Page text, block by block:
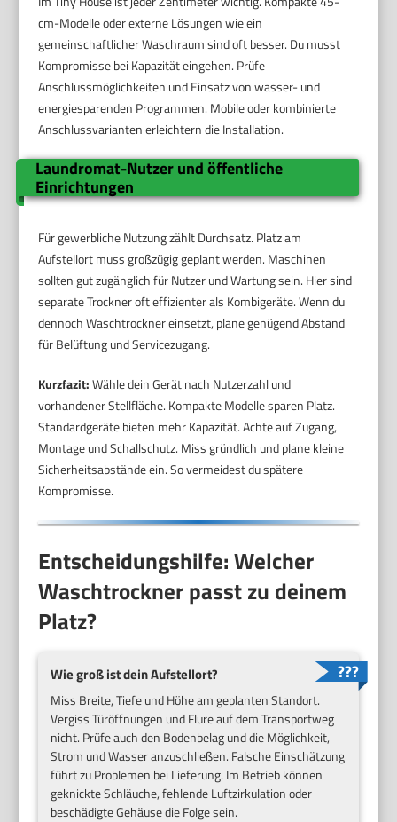
cm-Modelle oder externe Lösungen wie ein
gemeinschaftlicher Waschraum sind oft besser. Du musst
Kompromisse bei Kapazität eingehen. Prüfe
Anschlussmöglichkeiten und Einsatz von wasser- und
energiesparenden Programmen. Mobile oder kombinierte
Anschlussvarianten erleichtern die Installation.
Laundromat-Nutzer und öffentliche
Einrichtungen
Für gewerbliche Nutzung zählt Durchsatz. Platz am
Aufstellort muss großzügig geplant werden. Maschinen
sollten gut zugänglich für Nutzer und Wartung sein. Hier sind
separate Trockner oft effizienter als Kombigeräte. Wenn du
dennoch Waschtrockner einsetzt, plane genügend Abstand
für Belüftung und Servicezugang.
Kurzfazit:Wähle dein Gerät nach Nutzerzahl und
vorhandener Stellfläche. Kompakte Modelle sparen Platz.
Standardgeräte bieten mehr Kapazität. Achte auf Zugang,
Montage und Schallschutz. Miss gründlich und plane kleine
Sicherheitsabstände ein. So vermeidest du spätere
Kompromisse.
Entscheidungshilfe: Welcher
Waschtrockner passt zu deinem
Platz?
Wie groß ist dein Aufstellort?
Miss Breite, Tiefe und Höhe am geplanten Standort.
Vergiss Türöffnungen und Flure auf dem Transportweg
nicht. Prüfe auch den Bodenbelag und die Möglichkeit,
Strom und Wasser anzuschließen. Falsche Einschätzung
führt zu Problemen bei Lieferung. Im Betrieb können
geknickte Schläuche, fehlende Luftzirkulation oder
beschädigte Gehäuse die Folge sein.